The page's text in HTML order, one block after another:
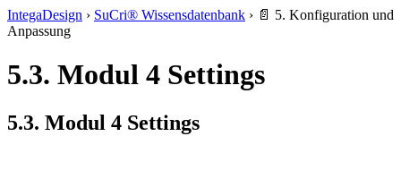
IntegaDesign › SuCri® Wissensdatenbank › 📄 5. Konfiguration und
Anpassung
5.3. Modul 4 Settings
5.3. Modul 4 Settings